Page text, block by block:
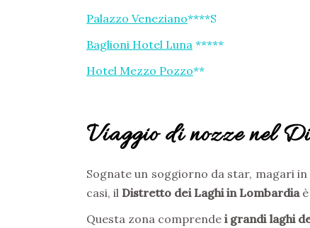
Palazzo Veneziano****S
Baglioni Hotel Luna *****
Hotel Mezzo Pozzo**
Viaggio di nozze nel
Sognate un soggiorno da star, magari in
casi, il Distretto dei Laghi in Lombardiaè
Questa zona comprendei grandi laghi